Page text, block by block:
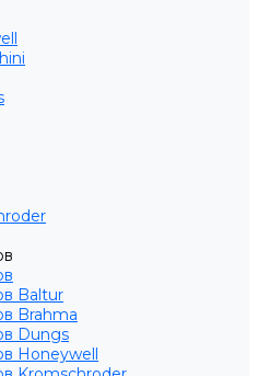
Baltur
Brahma
Dungs
Honeywell